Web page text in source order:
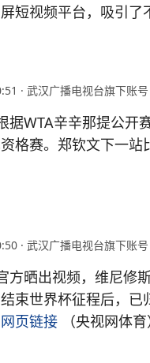
短视频平台，吸引了
· 武汉广播电视台旗下账号
据WTA辛辛那提公开
格赛。郑钦文下一站
· 武汉广播电视台旗下账号
方晒出视频，维尼修
束世界杯征程后，
网页链接 （央视网体育